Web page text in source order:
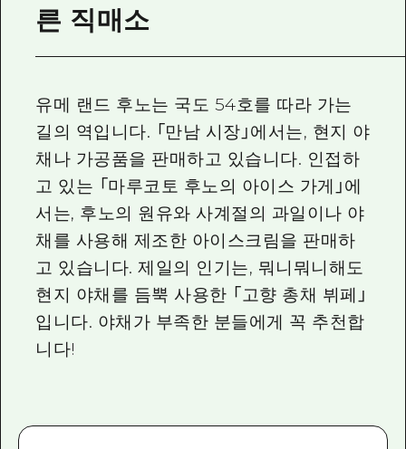
관광 안내 책자
른 직매소
유메 랜드 후노는 국도 54호를 따라 가는
길의 역입니다. 「만남 시장」에서는, 현지 야
채나 가공품을 판매하고 있습니다. 인접하
고 있는 「마루코토 후노의 아이스 가게」에
서는, 후노의 원유와 사계절의 과일이나 야
채를 사용해 제조한 아이스크림을 판매하
고 있습니다. 제일의 인기는, 뭐니뭐니해도
현지 야채를 듬뿍 사용한 「고향 총채 뷔페」
입니다. 야채가 부족한 분들에게 꼭 추천합
니다!